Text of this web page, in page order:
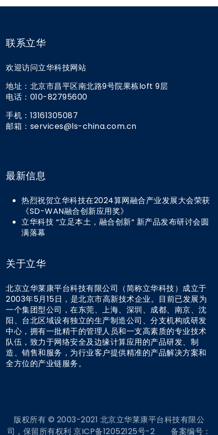
联系立华
欢迎访问立华科技网站
地址：北京市昌平区南北路9号院果栋loft 9层
电话：010-82795600
手机：13161305087
邮箱：services@ls-china.com.cn
最新信息
热烈祝贺立华科技在2024算网融合产业发展大会荣获
《SD-WAN融合创新应用奖》
立华科技 “立足本土，融合创新“ 新产品发布研讨会圆
满落幕
关于立华
北京立华莱康平台科技有限公司（简称立华科技）成立于
2003年5月15日，是北京市高新技术企业。目前已发展为
一个集团型公司，在东莞、上海、深圳、成都、南京、沈
阳、台北区域设有独立的生产制造公司、分支机构或研发
中心，拥有一批精干的管理人员和一支高素质的专业技术
队伍，致力于网络安全及边缘计算应用的产品研发、制
造、销售和服务，为行业客户提供精准的产品解决方案和
全方位的产业链服务。
版权所有 © 2003-2021 北京立华莱康平台科技有限公
司，保留所有权利 京ICP备12052125号-2 备案编号：